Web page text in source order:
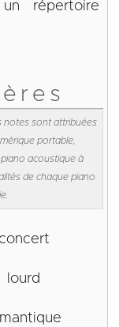
répertoire
notes sont attribuées
portable,
acoustique à
de chaque piano
concert
lourd